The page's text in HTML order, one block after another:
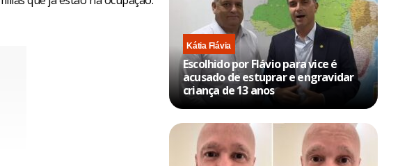
Kátia Flávia
Escolhido por Flávio para vice é
acusado de estuprar e engravidar
criança de 13 anos